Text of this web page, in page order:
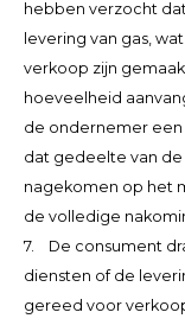
hebben verzocht
levering van gas,
verkoop zijn
hoeveelheid
de ondernemer een
dat gedeelte van
nagekomen op het
de volledige
7. De consument
diensten of de
gereed voor